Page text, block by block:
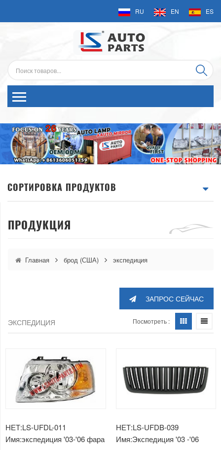
RU EN ES
СОРТИРОВКА ПРОДУКТОВ
ПРОДУКЦИЯ
Главная брод (США) экспедиция
ЗАПРОС СЕЙЧАС
ЭКСПЕДИЦИЯ Посмотреть :
НЕТ:LS-UFDL-011
Имя:экспедиция '03-'06 фара
НЕТ:LS-UFDB-039
Имя:Экспедиция '03 -'06